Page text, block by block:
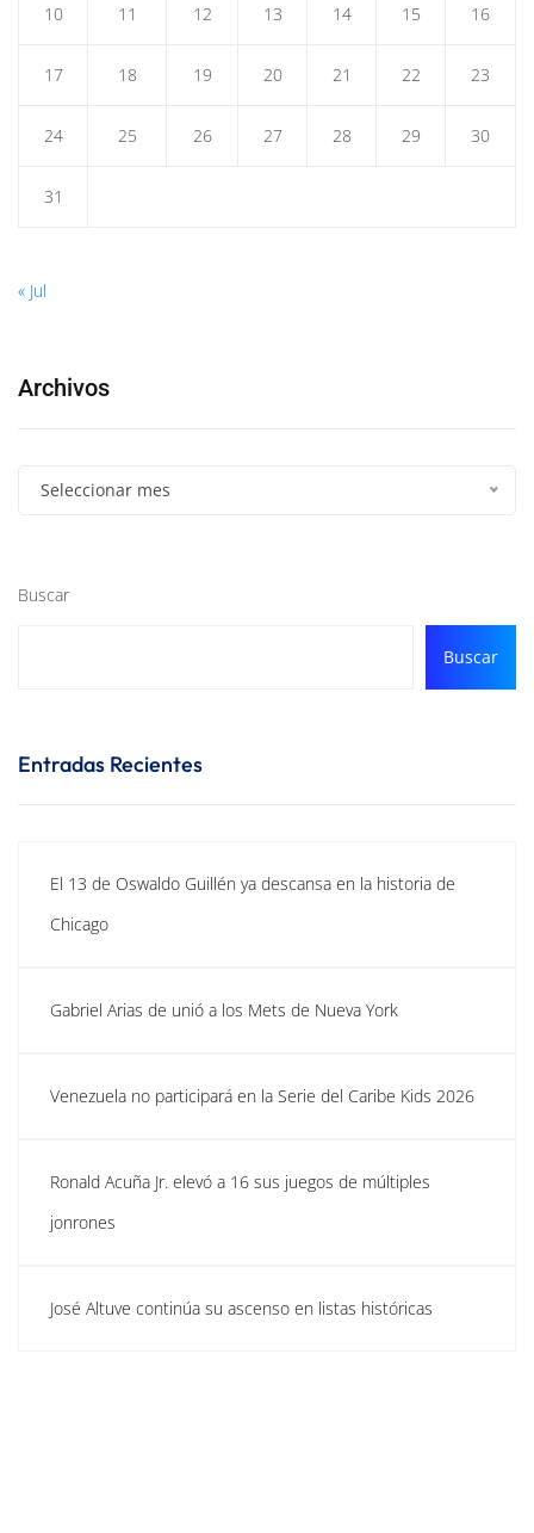
10 11 12 13 14 15 16
17 18 19 20 21 22 23
24 25 26 27 28 29 30
31
« Jul
Archivos
Seleccionar mes
Buscar
Buscar
Entradas Recientes
El 13 de Oswaldo Guillén ya descansa en la historia de
Chicago
Gabriel Arias de unió a los Mets de Nueva York
Venezuela no participará en la Serie del Caribe Kids 2026
Ronald Acuña Jr. elevó a 16 sus juegos de múltiples
jonrones
José Altuve continúa su ascenso en listas históricas